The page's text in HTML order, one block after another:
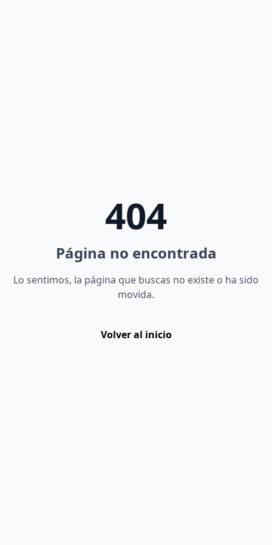
404
Página no encontrada
Lo sentimos, la página que buscas no existe o ha sido
movida.
Volver al inicio